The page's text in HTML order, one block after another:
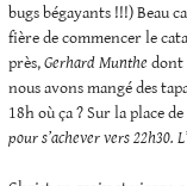
bugs bégayants !!!) Beau
fière de commencer le
près,Gerhard Munthe dont
nous avons mangé des
18h où ça ? Sur la place
pour s’achever vers 22h30.